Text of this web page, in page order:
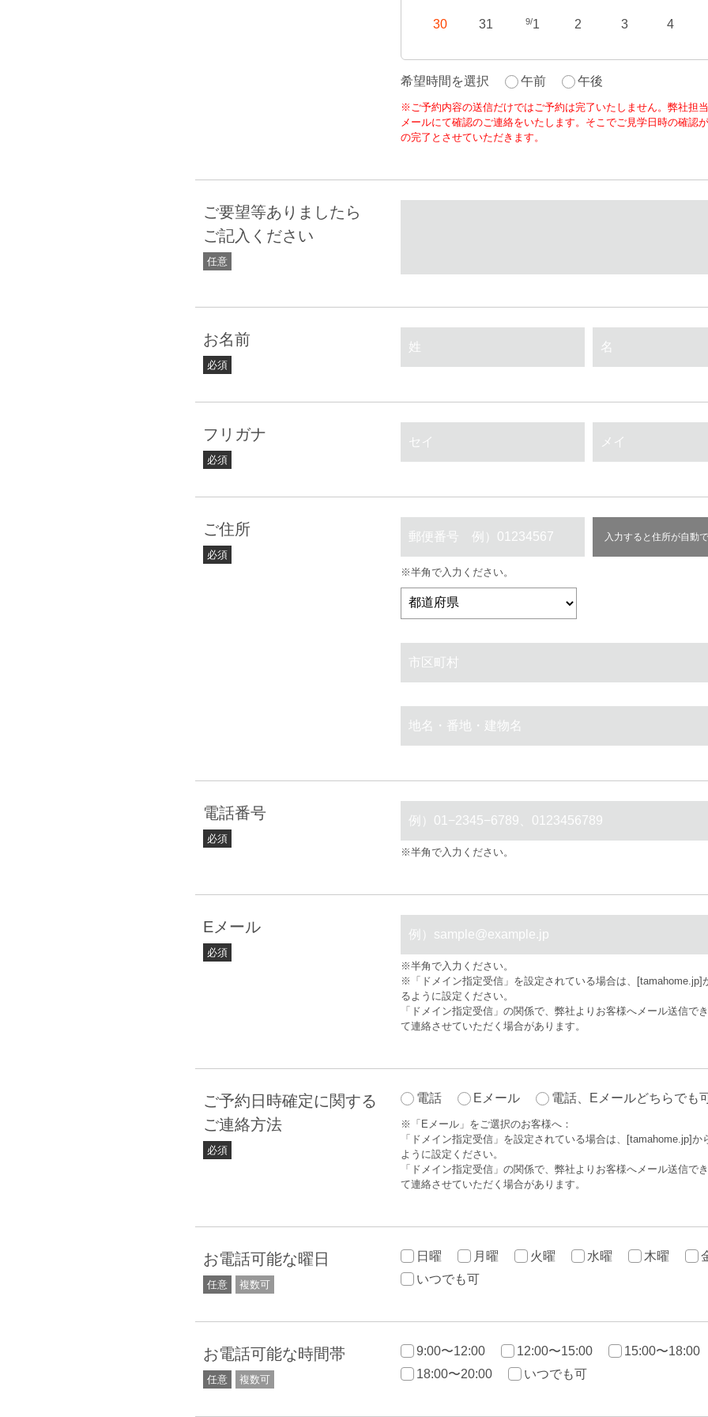
30 31 9/1 2 3 4
希望時間を選択 午前 午後
※ご予約内容の送信だけではご予約は完了いたしません。弊社担
メールにて確認のご連絡をいたします。そこでご見学日時の確認
の完了とさせていただきます。
ご要望等ありましたら
ご記入ください
任意
お名前
必須
フリガナ
必須
ご住所
必須
入力すると住所が自動
※半角で入力ください。
電話番号
必須
※半角で入力ください。
Eメール
必須
※半角で入力ください。
※「ドメイン指定受信」を設定されている場合は、[tamahome.jp]
るように設定ください。
「ドメイン指定受信」の関係で、弊社よりお客様へメール送信で
て連絡させていただく場合があります。
ご予約日時確定に関する
ご連絡方法
必須
電話 Eメール 電話、Eメールどちらでも
※「Eメール」をご選択のお客様へ：
「ドメイン指定受信」を設定されている場合は、[tamahome.jp]か
ように設定ください。
「ドメイン指定受信」の関係で、弊社よりお客様へメール送信で
て連絡させていただく場合があります。
お電話可能な曜日
任意 複数可
日曜 月曜 火曜 水曜 木曜
いつでも可
お電話可能な時間帯
任意 複数可
9:00〜12:00 12:00〜15:00
15:00〜18:00
18:00〜20:00
いつでも可